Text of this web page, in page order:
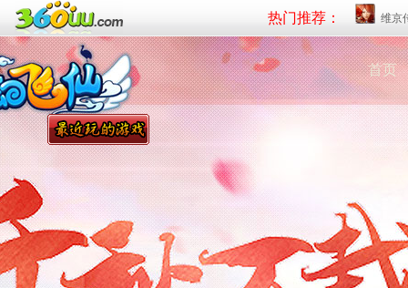
热门推荐： 维京
首页